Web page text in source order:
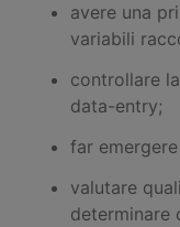
avere una
variabili
controllare
data-entry;
far
valutare
determinare